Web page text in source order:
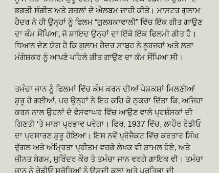
ਭਗਤੀ ਸੰਗੀਤ ਅਤੇ ਗ਼ਜ਼ਲਾਂ ਦੇ ਐਲਬਮ ਜਾਰੀ ਕੀਤੇ। ਮਾਸਟਰ ਗੁਲਾਮ
ਹੈਦਰ ਨੇ ਹੀ ਉਨ੍ਹਾਂ ਨੂੰ ਫਿਲਮ “ਗੁਲਬਕਾਵਾਲੀ” ਵਿੱਚ ਇੱਕ ਗੀਤ ਗਾਉਣ
ਦਾ ਕੰਮ ਸੌਂਪਿਆ, ਜੋ ਸ਼ਾਇਦ ਉਨ੍ਹਾਂ ਦਾ ਇੱਕੋ ਇੱਕ ਫਿਲਮੀ ਗੀਤ ਹੈ।
ਧਿਆਨ ਦੇਣ ਯੋਗ ਹੈ ਕਿ ਗੁਲਾਮ ਹੈਦਰ ਸਾਬ੍ਹ ਨੇ ਨੂਰਜਹਾਂ ਅਤੇ ਲਤਾ
ਮੰਗੇਸ਼ਕਰ ਨੂੰ ਆਪਣੇ ਪਹਿਲੇ ਗੀਤ ਗਾਉਣ ਦਾ ਕੰਮ ਸੌਂਪਿਆ ਸੀ।
ਤਮੰਚਾ ਜਾਨ ਨੂੰ ਫਿਲਮਾਂ ਵਿੱਚ ਕੰਮ ਕਰਨ ਦੀਆਂ ਪੇਸ਼ਕਸ਼ਾਂ ਮਿਲਣੀਆਂ
ਸ਼ੁਰੂ ਹੋ ਗਈਆਂ, ਪਰ ਉਨ੍ਹਾਂ ਨੇ ਇਹ ਕਹਿ ਕੇ ਠੁਕਰਾ ਦਿੱਤਾ ਕਿ, ਅਜਿਹਾ
ਕਰਨ ਨਾਲ ਉਹਨਾਂ ਦੇ ਵੇਸਵਾਘਰ ਵਿੱਚ ਆਉਣ ਵਾਲੇ ਪ੍ਰਸ਼ੰਸਕਾਂ ਦੀ
ਗਿਣਤੀ ‘ਤੇ ਮਾੜਾ ਪ੍ਰਭਾਵ ਪਵੇਗਾ। ਫਿਰ, 1937 ਵਿੱਚ, ਲਾਹੌਰ ਰੇਡੀਓ
ਦਾ ਪ੍ਰਸਾਰਣ ਸ਼ੁਰੂ ਹੋਇਆ। ਇਸ ਨਵੇਂ ਪ੍ਰੋਜੈਕਟ ਵਿੱਚ ਕਰਤਾਰ ਸਿੰਘ
ਦੁੱਗਲ ਅਤੇ ਅੰਮ੍ਰਿਤਾ ਪ੍ਰੀਤਮ ਵਰਗੇ ਲੇਖਕ ਵੀ ਸ਼ਾਮਲ ਹੋਏ, ਅਤੇ
ਜ਼ੀਨਤ ਬੇਗਮ, ਸੁਰਿੰਦਰ ਕੌਰ ਤੇ ਤਮੰਚਾ ਜਾਨ ਵਰਗੇ ਗਾਇਕ ਵੀ। ਤਮੰਚਾ
ਜਾਨ ਨੇ ਰੇਡੀਓ ਸਰੋਤਿਆਂ ਨੂੰ ਉਸਦੀ ਕਲਾ ਅਤੇ ਪ੍ਰਤਿਭਾ ਦੀ